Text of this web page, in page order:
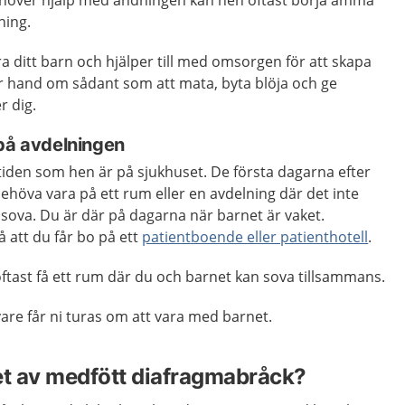
ditt barn och hjälper till med omsorgen för att skapa
om sådant som att mata, byta blöja och ge
dig.
avdelningen
som hen är på sjukhuset. De första dagarna efter
vara på ett rum eller en avdelning där det inte
Du är där på dagarna när barnet är vaket.
att du får bo på ett patientboende eller patienthotell.
få ett rum där du och barnet kan sova tillsammans.
får ni turas om att vara med barnet.
av medfött diafragmabråck?